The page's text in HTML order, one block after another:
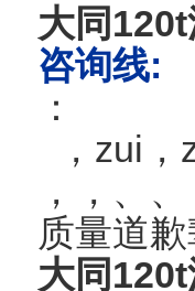
大同
咨询线:
：
，zui
，，、
质量道
大同